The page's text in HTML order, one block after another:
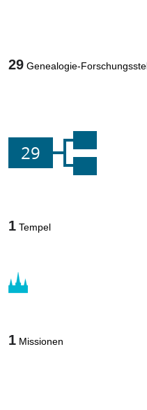
29 Genealogie-
29
1 Tempel
1 Missionen